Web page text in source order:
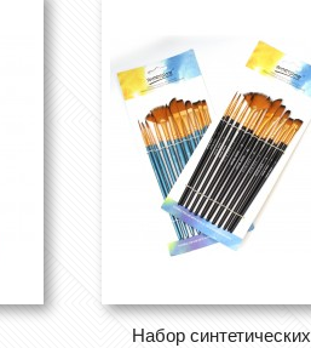
Набор синтетических